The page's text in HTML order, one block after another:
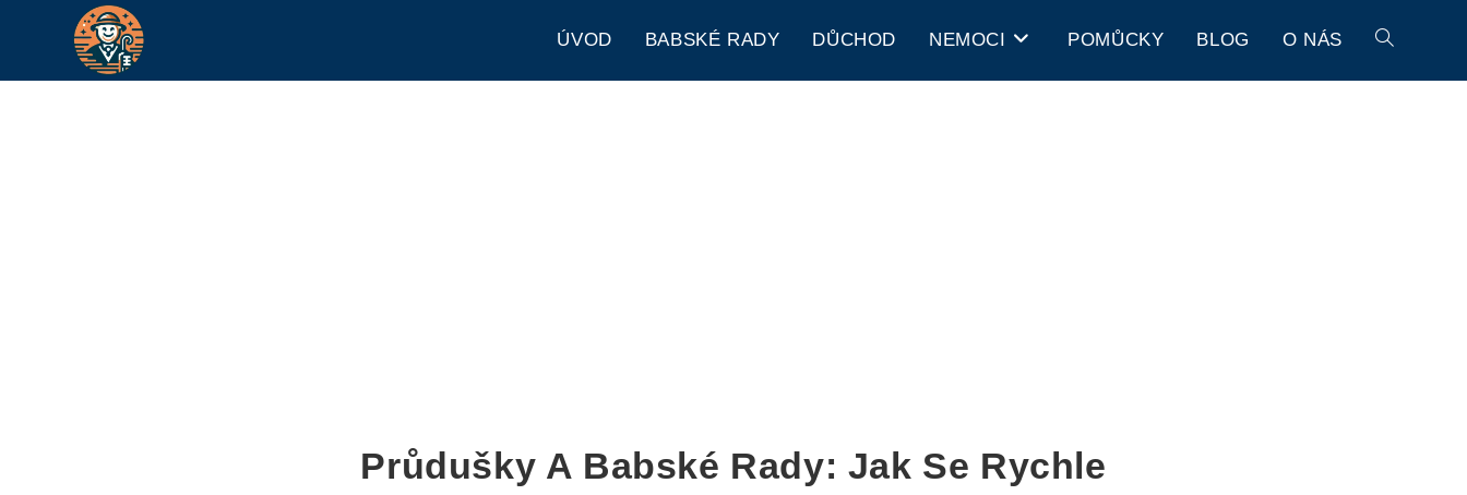
ÚVOD BABSKÉ RADY DŮCHOD NEMOCI POMŮCKY BLOG O NÁS
Průdušky A Babské Rady: Jak Se Rychle